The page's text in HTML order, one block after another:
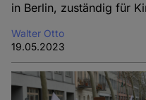
in Berlin, zuständig für
Walter Otto
19.05.2023